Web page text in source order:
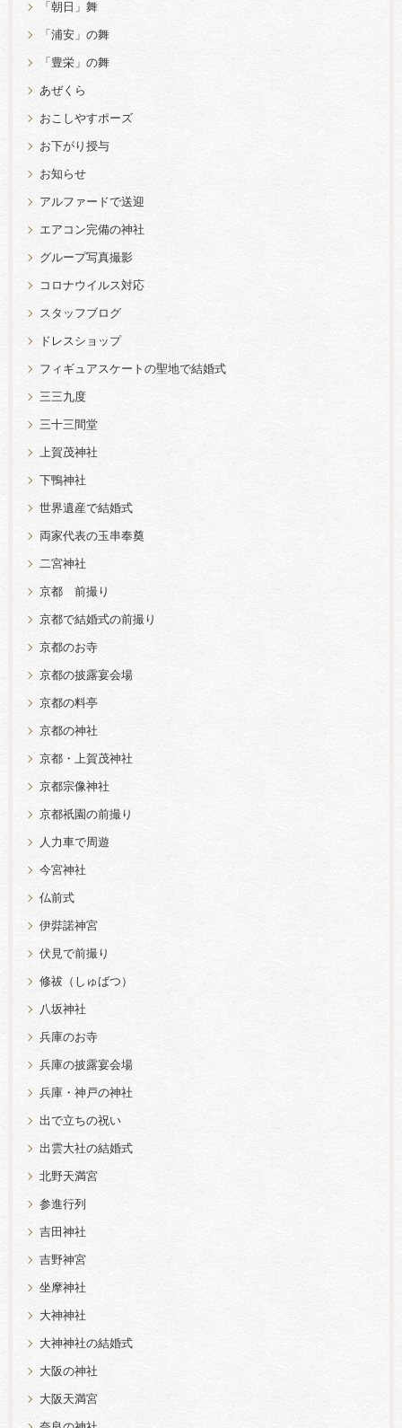
「朝日」舞
「浦安」の舞
「豊栄」の舞
あぜくら
おこしやすポーズ
お下がり授与
お知らせ
アルファードで送迎
エアコン完備の神社
グループ写真撮影
コロナウイルス対応
スタッフブログ
ドレスショップ
フィギュアスケートの聖地で結婚式
三三九度
三十三間堂
上賀茂神社
下鴨神社
世界遺産で結婚式
両家代表の玉串奉奠
二宮神社
京都 前撮り
京都で結婚式の前撮り
京都のお寺
京都の披露宴会場
京都の料亭
京都の神社
京都・上賀茂神社
京都宗像神社
京都祇園の前撮り
人力車で周遊
今宮神社
仏前式
伊弉諾神宮
伏見で前撮り
修祓（しゅばつ）
八坂神社
兵庫のお寺
兵庫の披露宴会場
兵庫・神戸の神社
出で立ちの祝い
出雲大社の結婚式
北野天満宮
参進行列
吉田神社
吉野神宮
坐摩神社
大神神社
大神神社の結婚式
大阪の神社
大阪天満宮